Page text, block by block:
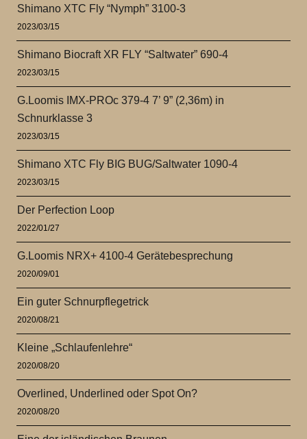
Shimano XTC Fly “Nymph” 3100-3
2023/03/15
Shimano Biocraft XR FLY “Saltwater” 690-4
2023/03/15
G.Loomis IMX-PROc 379-4 7’ 9” (2,36m) in
Schnurklasse 3
2023/03/15
Shimano XTC Fly BIG BUG/Saltwater 1090-4
2023/03/15
Der Perfection Loop
2022/01/27
G.Loomis NRX+ 4100-4 Gerätebesprechung
2020/09/01
Ein guter Schnurpflegetrick
2020/08/21
Kleine „Schlaufenlehre“
2020/08/20
Overlined, Underlined oder Spot On?
2020/08/20